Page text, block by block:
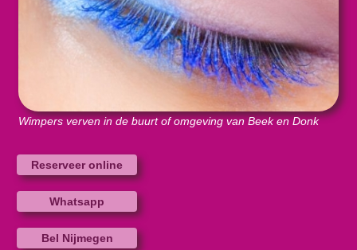
Wimpers verven in de buurt of omgeving van Beek en Donk
Reserveer online
Whatsapp
Bel Nijmegen